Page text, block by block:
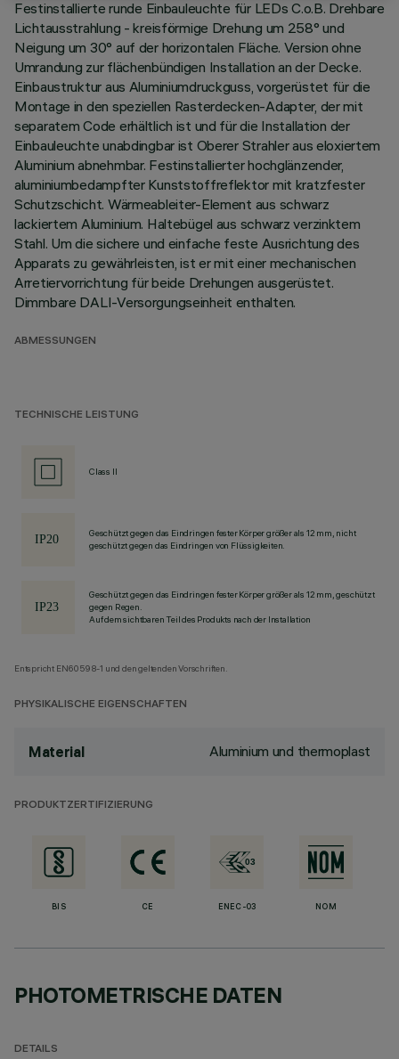
Festinstallierte runde Einbauleuchte für LEDs C.o.B. Drehbare
Lichtausstrahlung - kreisförmige Drehung um 258° und
Neigung um 30° auf der horizontalen Fläche. Version ohne
Umrandung zur flächenbündigen Installation an der Decke.
Einbaustruktur aus Aluminiumdruckguss, vorgerüstet für die
Montage in den speziellen Rasterdecken-Adapter, der mit
separatem Code erhältlich ist und für die Installation der
Einbauleuchte unabdingbar ist Oberer Strahler aus eloxiertem
Aluminium abnehmbar. Festinstallierter hochglänzender,
aluminiumbedampfter Kunststoffreflektor mit kratzfester
Schutzschicht. Wärmeableiter-Element aus schwarz
lackiertem Aluminium. Haltebügel aus schwarz verzinktem
Stahl. Um die sichere und einfache feste Ausrichtung des
Apparats zu gewährleisten, ist er mit einer mechanischen
Arretiervorrichtung für beide Drehungen ausgerüstet.
Dimmbare DALI-Versorgungseinheit enthalten.
ABMESSUNGEN
TECHNISCHE LEISTUNG
Class II
Geschützt gegen das Eindringen fester Körper größer als 12 mm, nicht
geschützt gegen das Eindringen von Flüssigkeiten.
Geschützt gegen das Eindringen fester Körper größer als 12 mm, geschützt
gegen Regen.
Auf dem sichtbaren Teil des Produkts nach der Installation
Entspricht EN60598-1 und den geltenden Vorschriften.
PHYSIKALISCHE EIGENSCHAFTEN
Material Aluminium und thermoplast
PRODUKTZERTIFIZIERUNG
BIS CE ENEC-03 NOM
PHOTOMETRISCHE DATEN
DETAILS